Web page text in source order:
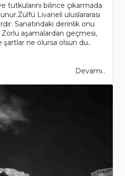
tutkularını bilince çıkarmada
Livaneli uluslararası
Sanatındaki derinlik onu
aşamalardan geçmesi,
şartlar ne olursa olsun du..
Devamı..